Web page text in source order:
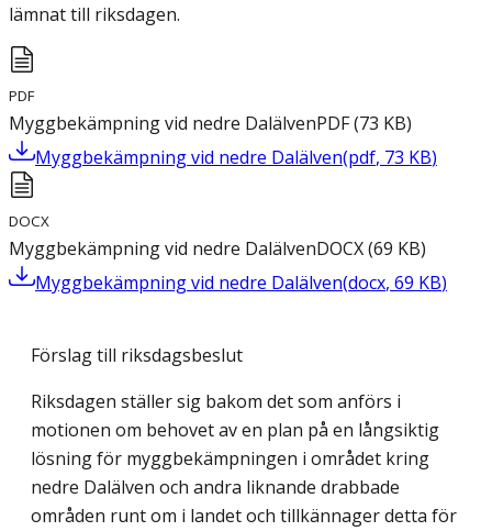
lämnat till riksdagen.
PDF
Myggbekämpning vid nedre DalälvenPDF(73 KB)
Myggbekämpning vid nedre Dalälven(pdf, 73 KB)
DOCX
Myggbekämpning vid nedre DalälvenDOCX(69 KB)
Myggbekämpning vid nedre Dalälven(docx, 69 KB)
Förslag till riksdagsbeslut
Riksdagen ställer sig bakom det som anförs i
motionen om behovet av en plan på en långsiktig
lösning för myggbekämpningen i området kring
nedre Dalälven och andra liknande drabbade
områden runt om i landet och tillkännager detta för